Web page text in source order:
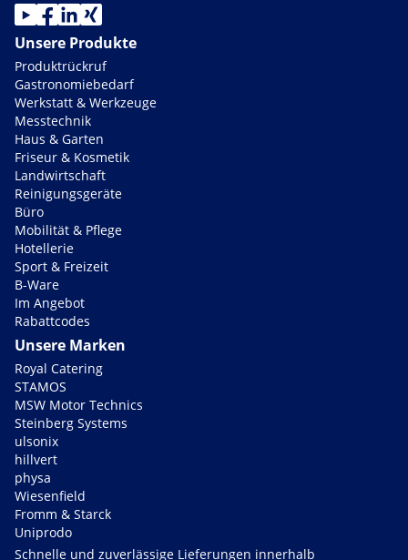
Unsere Produkte
Produktrückruf
Gastronomiebedarf
Werkstatt & Werkzeuge
Messtechnik
Haus & Garten
Friseur & Kosmetik
Landwirtschaft
Reinigungsgeräte
Büro
Mobilität & Pflege
Hotellerie
Sport & Freizeit
B-Ware
Im Angebot
Rabattcodes
Unsere Marken
Royal Catering
STAMOS
MSW Motor Technics
Steinberg Systems
ulsonix
hillvert
physa
Wiesenfield
Fromm & Starck
Uniprodo
Schnelle und zuverlässige Lieferungen innerhalb